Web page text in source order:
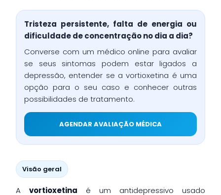
Tristeza persistente, falta de energia ou
dificuldade de concentração no dia a dia?
Converse com um médico online para avaliar
se seus sintomas podem estar ligados a
depressão, entender se a vortioxetina é uma
opção para o seu caso e conhecer outras
possibilidades de tratamento.
AGENDAR AVALIAÇÃO MÉDICA
Visão geral
A vortioxetina é um antidepressivo usado